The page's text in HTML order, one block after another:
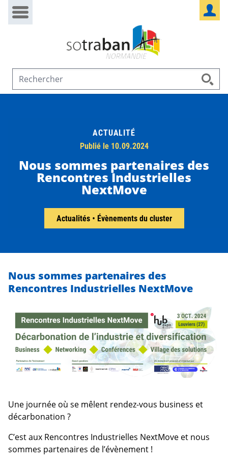
Passer au contenu
ACTUALITÉ
Publié le 10.09.2024
Nous sommes partenaires des
Rencontres Industrielles
NextMove
Actualités • Évènements du cluster
Nous sommes partenaires des
Rencontres Industrielles NextMove
Une journée où se mêlent rendez-vous business et
décarbonation ?
C’est aux Rencontres Industrielles NextMove et nous
sommes partenaires de l’évènement !
Panneau de gestion des cookies